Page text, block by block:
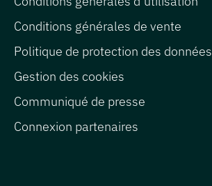
Conditions générales de vente
Politique de protection des données
Gestion des cookies
Communiqué de presse
Connexion partenaires